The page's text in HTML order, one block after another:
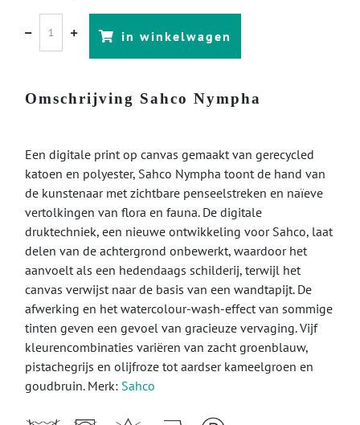
in winkelwagen
Omschrijving Sahco Nympha
Een digitale print op canvas gemaakt van gerecycled
katoen en polyester, Sahco Nympha toont de hand van
de kunstenaar met zichtbare penseelstreken en naïeve
vertolkingen van flora en fauna. De digitale
druktechniek, een nieuwe ontwikkeling voor Sahco, laat
delen van de achtergrond onbewerkt, waardoor het
aanvoelt als een hedendaags schilderij, terwijl het
canvas verwijst naar de basis van een wandtapijt. De
afwerking en het watercolour-wash-effect van sommige
tinten geven een gevoel van gracieuze vervaging. Vijf
kleurencombinaties variëren van zacht groenblauw,
pistachegrijs en olijfroze tot aardser kameelgroen en
goudbruin. Merk: Sahco